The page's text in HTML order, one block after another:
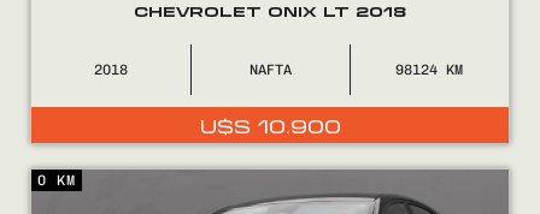
CONTACTO
CHEVROLET ONIX LT 2018
2018 NAFTA 98124
U$S 10.900
0 KM